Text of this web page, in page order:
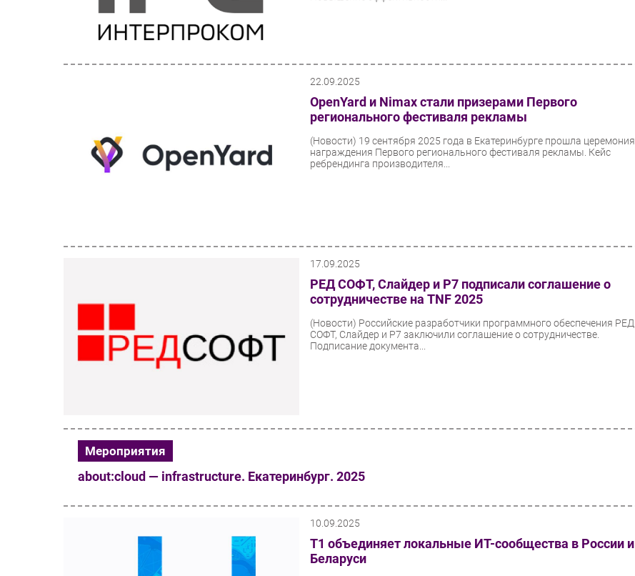
22.09.2025
OpenYard и Nimax стали призерами Первого
регионального фестиваля рекламы
(Новости) 19 сентября 2025 года в Екатеринбурге прошла церемония
награждения Первого регионального фестиваля рекламы. Кейс
ребрендинга производителя...
17.09.2025
РЕД СОФТ, Слайдер и Р7 подписали соглашение о
сотрудничестве на TNF 2025
(Новости) Российские разработчики программного обеспечения РЕД
СОФТ, Слайдер и Р7 заключили соглашение о сотрудничестве.
Подписание документа...
Мероприятия
about:cloud — infrastructure. Екатеринбург. 2025
10.09.2025
Т1 объединяет локальные ИТ-сообщества в России и
Беларуси